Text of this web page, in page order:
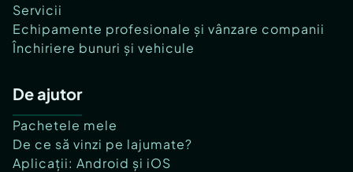
Servicii
Echipamente profesionale și vânzare companii
Închiriere bunuri și vehicule
De ajutor
Pachetele mele
De ce să vinzi pe lajumate?
Aplicații: Android și iOS